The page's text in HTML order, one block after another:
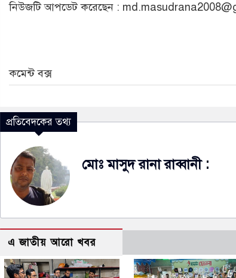
নিউজটি আপডেট করেছেন :
কমেন্ট বক্স
প্রতিবেদকের তথ্য
মোঃ মাসুদ রানা রাব্বানী :
এ জাতীয় আরো খবর